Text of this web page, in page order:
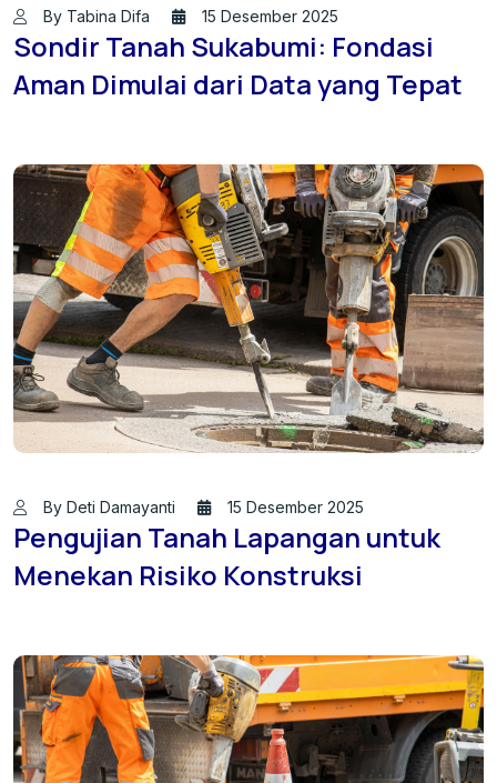
By Tabina Difa 15 Desember 2025
Sondir Tanah Sukabumi: Fondasi
Aman Dimulai dari Data yang Tepat
By Deti Damayanti 15 Desember 2025
Pengujian Tanah Lapangan untuk
Menekan Risiko Konstruksi